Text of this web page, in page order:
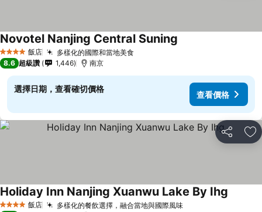
4 星級 飯店 多樣化的國際和當地美食
Novotel Nanjing Central Suning
8.6 超級讚 1,446 南京
選擇日期，查看確切價格
查看價格
分享 加
4 星級 飯店 多樣化的餐飲選擇，融合當地與國際風味
Holiday Inn Nanjing Xuanwu Lake By Ihg